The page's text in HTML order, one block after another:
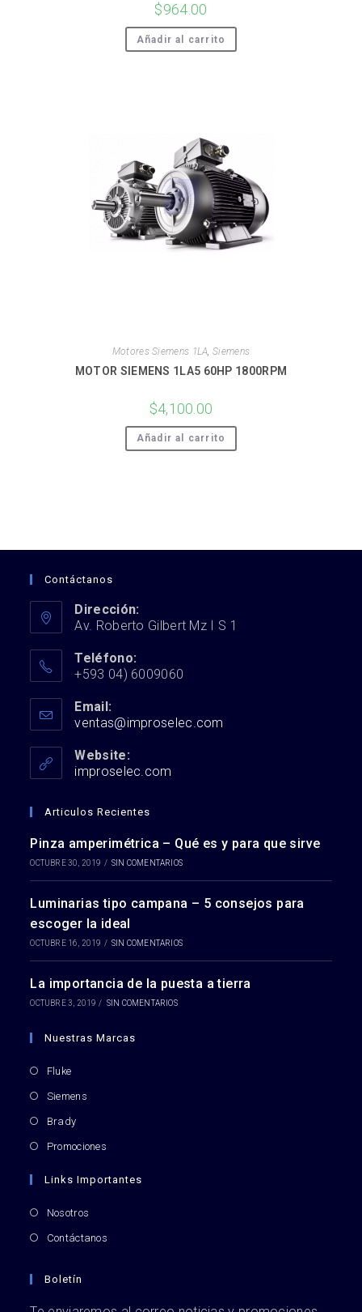
$964.00
Añadir al carrito
Motores Siemens 1LA ,Siemens
MOTOR SIEMENS 1LA5 60HP 1800RPM
$4,100.00
Añadir al carrito
Contáctanos
Dirección:
Av. Roberto Gilbert Mz I S 1
Teléfono:
+593 04) 6009060
Email:
ventas@improselec.com
Website:
improselec.com
Articulos Recientes
Pinza amperimétrica – Qué es y para que sirve
OCTUBRE 30, 2019 / SIN COMENTARIOS
Luminarias tipo campana – 5 consejos para
escoger la ideal
OCTUBRE 16, 2019 / SIN COMENTARIOS
La importancia de la puesta a tierra
OCTUBRE 3, 2019 / SIN COMENTARIOS
Nuestras Marcas
FlukeSe
una
nueva
SiemensSe
una
pestaña
BradySe
una
pestaña
Promociones
en
pestaña
Links Importantes
Nosotros
Contáctanos
Boletín